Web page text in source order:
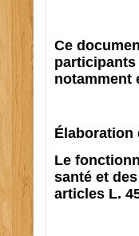
Ce
notamment
Élaboration
Le
santé et
articles L.